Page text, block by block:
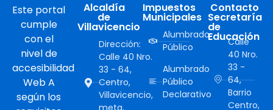
Este portal
cumple
con el
nivel de
accesibilidad
Web A
según los
Alcaldía
de
Villavicencio
Dirección:
Calle 40 Nro.
33 - 64,
Centro,
Villavicencio,
Impuestos
Municipales
Alumbrado
Público
Alumbrado
Público
Declarativo
Contacto
Secretaría
de
Educación
Calle
40 Nro.
33 -
64,
Barrio
Centro,